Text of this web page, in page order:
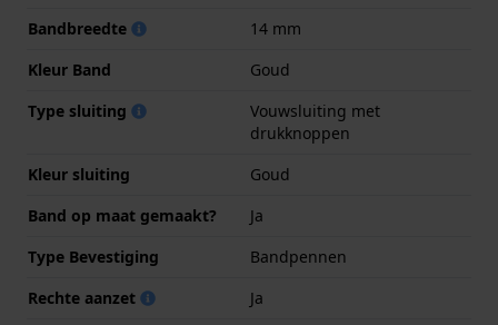
Bandbreedte
14 mm
Kleur Band
Goud
Type sluiting
Vouwsluiting met
drukknoppen
Kleur sluiting
Goud
Band op maat gemaakt?
Ja
Type Bevestiging
Bandpennen
Rechte aanzet
Ja